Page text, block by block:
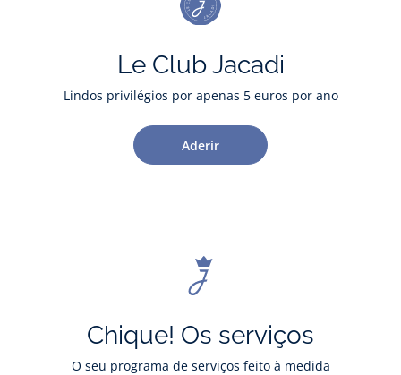
Le Club Jacadi
Lindos privilégios por apenas 5 euros por ano
Aderir
Chique! Os serviços
O seu programa de serviços feito à medida